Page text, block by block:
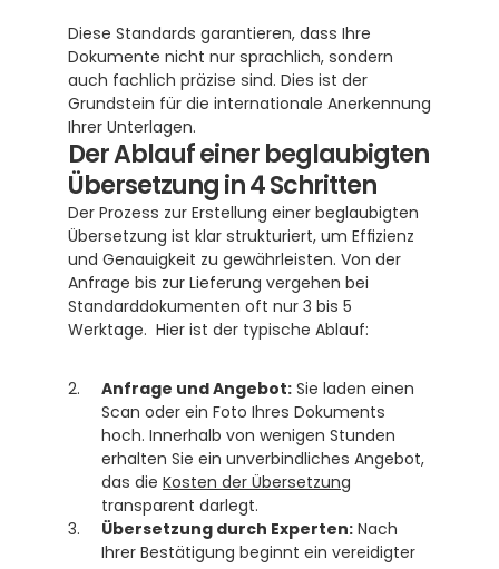
Diese Standards garantieren, dass Ihre
Dokumente nicht nur sprachlich, sondern
auch fachlich präzise sind. Dies ist der
Grundstein für die internationale Anerkennung
Ihrer Unterlagen.
Der Ablauf einer beglaubigten
Übersetzung in 4 Schritten
Der Prozess zur Erstellung einer beglaubigten
Übersetzung ist klar strukturiert, um Effizienz
und Genauigkeit zu gewährleisten. Von der
Anfrage bis zur Lieferung vergehen bei
Standarddokumenten oft nur 3 bis 5
Werktage.  Hier ist der typische Ablauf:
Anfrage und Angebot: Sie laden einen
Scan oder ein Foto Ihres Dokuments
hoch. Innerhalb von wenigen Stunden
erhalten Sie ein unverbindliches Angebot,
das die Kosten der Übersetzung
transparent darlegt.
Übersetzung durch Experten: Nach
Ihrer Bestätigung beginnt ein vereidigter